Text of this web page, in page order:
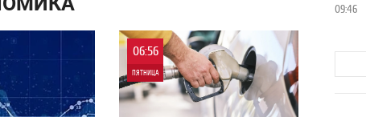
06:56
ПЯТНИЦА
09:46